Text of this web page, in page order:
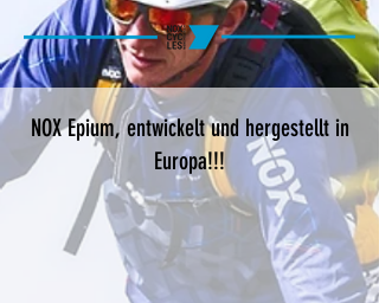
NOX Epium, entwickelt und hergestellt in
Europa!!!